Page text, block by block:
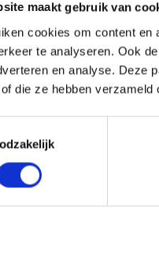
maakt gebruik van
cookies om content
te analyseren. Ook
en analyse. Deze
die ze hebben
- PDF